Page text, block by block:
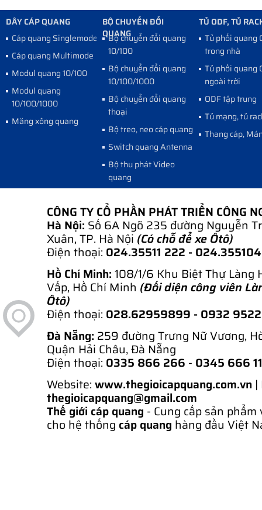
DÂY CÁP QUANG
Cáp quang Singlemode
Cáp quang Multimode
Modul quang 10/100
Modul quang
10/100/1000
Măng xông quang
BỘ CHUYỂN ĐỔI
QUANG
Bộ chuyển đổi quang
10/100
Bộ chuyển đổi quang
10/100/1000
Bộ chuyển đổi quang
thoại
Bộ treo, neo cáp quang
Switch quang Antenna
Bộ thu phát Video
quang
TỦ ODF, TỦ
Tủ phối quang
trong nhà
Tủ phối quang
ngoài trời
ODF tập trung
Tủ mạng, tủ
Thang cáp,
CÔNG TY CỔ PHẦN PHÁT TRIỂN CÔNG
Hà Nội: Số 6A Ngõ 235 đường Nguyễn
Xuân, TP. Hà Nội (Có chỗ để xe Ôtô)
Điện thoại: 024.35511 222 -
Hồ Chí Minh: 108/1/6 Khu Biệt Thự Làng
Vấp, Hồ Chí Minh (Đối diện công viên
Ôtô)
Điện thoại: 028.62959899 - 0932
Đà Nẵng: 259 đường Trưng Nữ Vương,
Quận Hải Châu, Đà Nẵng
Điện thoại: 0335 866 266 - 0345 666
Website: www.thegioicapquang.com.vn |
thegioicapquang@gmail.com
Thế giới cáp quang - Cung cấp sản
cho hệ thống cáp quang hàng đầu Việt